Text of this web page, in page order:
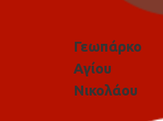
Γεωπάρκο
Αγίου
Νικολάου